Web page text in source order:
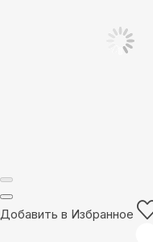
Добавить в Избранное